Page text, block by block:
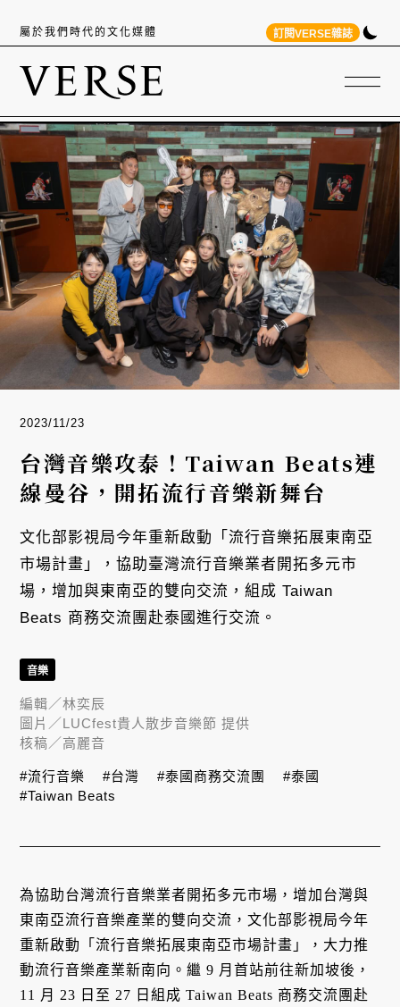
屬於我們時代的文化媒體 訂閱VERSE雜誌
2023/11/23
台灣音樂攻泰！Taiwan Beats連
線曼谷，開拓流行音樂新舞台
文化部影視局今年重新啟動「流行音樂拓展東南亞
市場計畫」，協助臺灣流行音樂業者開拓多元市
場，增加與東南亞的雙向交流，組成 Taiwan
Beats 商務交流團赴泰國進行交流。
為協助台灣流行音樂業者開拓多元市場，增加台灣與
東南亞流行音樂產業的雙向交流，文化部影視局今年
重新啟動「流行音樂拓展東南亞市場計畫」，大力推
動流行音樂產業新南向。繼 9 月首站前往新加坡後，
11 月 23 日至 27 日組成 Taiwan Beats 商務交流團赴
音樂
編輯／林奕辰
圖片／LUCfest貴人散步音樂節 提供
核稿／高麗音
#流行音樂 #台灣 #泰國商務交流團
#泰國
#Taiwan Beats